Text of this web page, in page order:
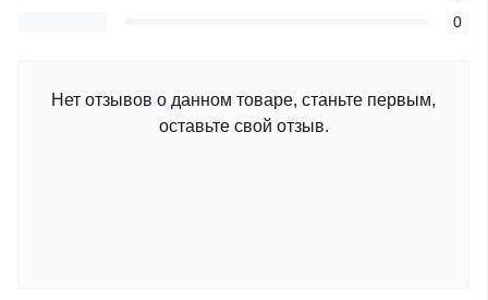
0
Нет отзывов о данном товаре, станьте первым,
оставьте свой отзыв.